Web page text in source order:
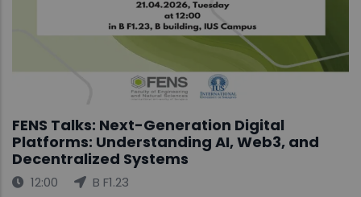
FENS Talks: Next-Generation Digital
Platforms: Understanding AI, Web3, and
Decentralized Systems
12:00 B F1.23